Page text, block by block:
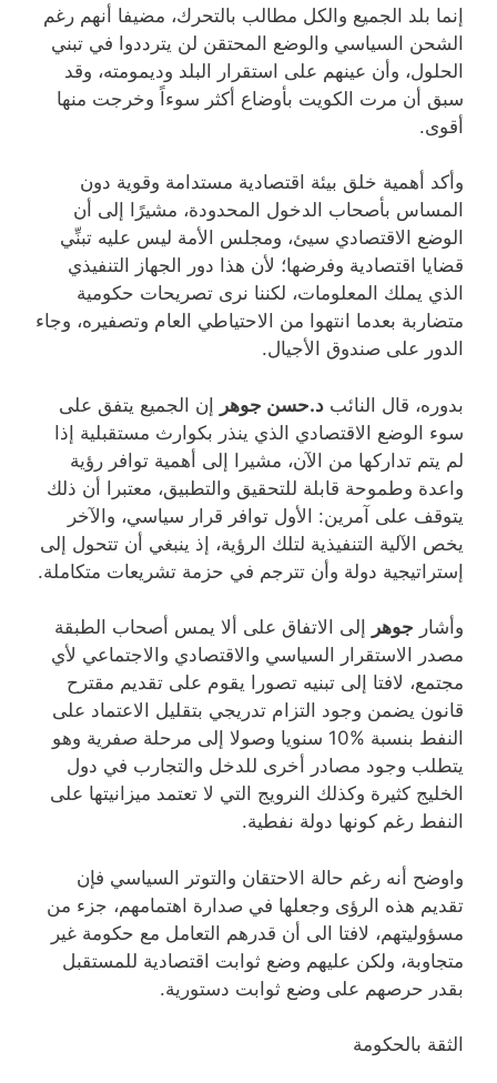
إنما بلد الجميع والكل مطالب بالتحرك، مضيفا أنهم رغم
الشحن السياسي والوضع المحتقن لن يترددوا في تبني
الحلول، وأن عينهم على استقرار البلد وديمومته، وقد
سبق أن مرت الكويت بأوضاع أكثر سوءاً وخرجت منها
أقوى.
وأكد أهمية خلق بيئة اقتصادية مستدامة وقوية دون
المساس بأصحاب الدخول المحدودة، مشيرًا إلى أن
الوضع الاقتصادي سيئ، ومجلس الأمة ليس عليه تبنِّي
قضايا اقتصادية وفرضها؛ لأن هذا دور الجهاز التنفيذي
الذي يملك المعلومات، لكننا نرى تصريحات حكومية
متضاربة بعدما انتهوا من الاحتياطي العام وتصفيره، وجاء
الدور على صندوق الأجيال.
بدوره، قال النائب د.حسن جوهر إن الجميع يتفق على
سوء الوضع الاقتصادي الذي ينذر بكوارث مستقبلية إذا
لم يتم تداركها من الآن، مشيرا إلى أهمية توافر رؤية
واعدة وطموحة قابلة للتحقيق والتطبيق، معتبرا أن ذلك
يتوقف على آمرين: الأول توافر قرار سياسي، والآخر
يخص الآلية التنفيذية لتلك الرؤية، إذ ينبغي أن تتحول إلى
إستراتيجية دولة وأن تترجم في حزمة تشريعات متكاملة.
وأشار جوهر
إلى الاتفاق على ألا يمس أصحاب الطبقة
مصدر الاستقرار السياسي والاقتصادي والاجتماعي لأي
مجتمع، لافتا إلى تبنيه تصورا يقوم على تقديم مقترح
قانون يضمن وجود التزام تدريجي بتقليل الاعتماد على
النفط بنسبة %10 سنويا وصولا إلى مرحلة صفرية وهو
يتطلب وجود مصادر أخرى للدخل والتجارب في دول
الخليج كثيرة وكذلك النرويج التي لا تعتمد ميزانيتها على
النفط رغم كونها دولة نفطية.
واوضح أنه رغم حالة الاحتقان والتوتر السياسي فإن
تقديم هذه الرؤى وجعلها في صدارة اهتمامهم، جزء من
مسؤوليتهم، لافتا الى أن قدرهم التعامل مع حكومة غير
متجاوبة، ولكن عليهم وضع ثوابت اقتصادية للمستقبل
بقدر حرصهم على وضع ثوابت دستورية.
الثقة بالحكومة